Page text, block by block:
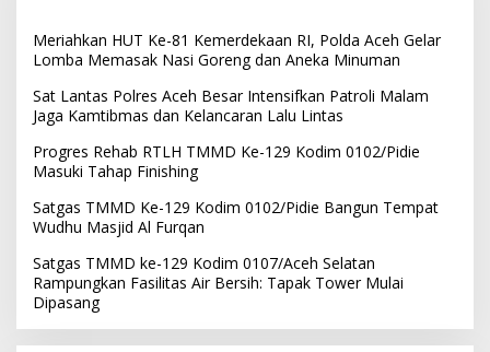
Meriahkan HUT Ke-81 Kemerdekaan RI, Polda Aceh Gelar
Lomba Memasak Nasi Goreng dan Aneka Minuman
Sat Lantas Polres Aceh Besar Intensifkan Patroli Malam
Jaga Kamtibmas dan Kelancaran Lalu Lintas
Progres Rehab RTLH TMMD Ke-129 Kodim 0102/Pidie
Masuki Tahap Finishing
Satgas TMMD Ke-129 Kodim 0102/Pidie Bangun Tempat
Wudhu Masjid Al Furqan
Satgas TMMD ke-129 Kodim 0107/Aceh Selatan
Rampungkan Fasilitas Air Bersih: Tapak Tower Mulai
Dipasang